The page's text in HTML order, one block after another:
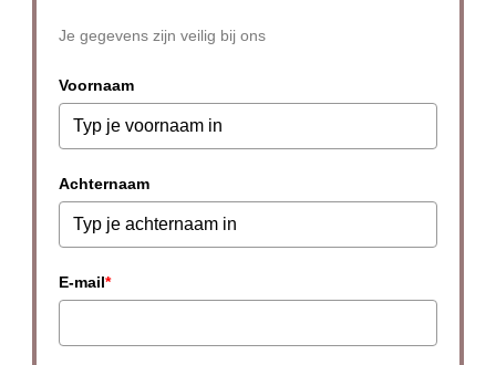
Je gegevens zijn veilig bij ons
Voornaam
Achternaam
E-mail*